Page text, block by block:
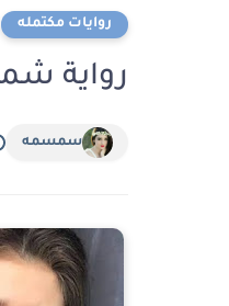
روايات مكتمله
رواية
سمسمه